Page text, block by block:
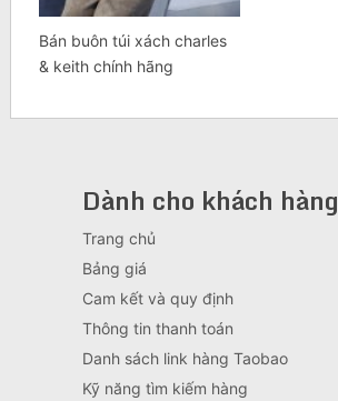
Bán buôn túi xách charles
& keith chính hãng
Dành cho khách hàng
Trang chủ
Bảng giá
Cam kết và quy định
Thông tin thanh toán
Danh sách link hàng Taobao
Kỹ năng tìm kiếm hàng